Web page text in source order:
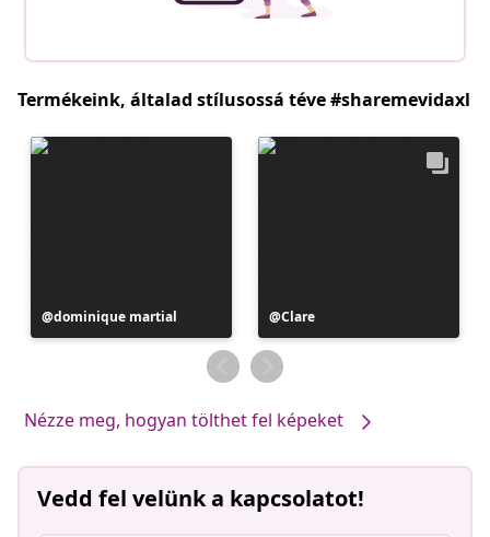
Termékeink, általad stílusossá téve #sharemevidaxl
Bejegyzés
közzétevője
dominique martial
Bejegyzés
közzétevője
Clare
Nézze meg, hogyan tölthet fel képeket
Vedd fel velünk a kapcsolatot!